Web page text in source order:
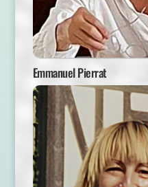
Emmanuel Pierrat